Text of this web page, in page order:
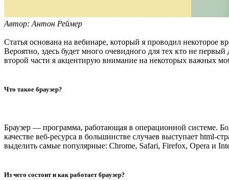
Автор: Антон Реймер
Статья основана на вебинаре, который я проводил некоторое
Вероятно, здесь будет много очевидного для тех кто не
второй части я акцентирую внимание на некоторых важных
Что такое браузер?
Браузер — программа, работающая в операционной системе.
качестве веб-ресурса в большинстве случаев выступает
выделить самые популярные: Chrome, Safari, Firefox, Opera и
Из чего состоит и как работает браузер?